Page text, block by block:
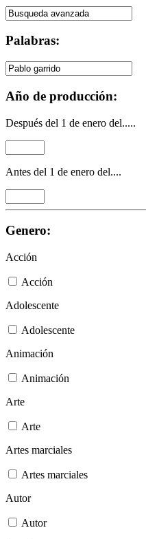
Palabras:
Año de producción:
Después del 1 de enero del.....
Antes del 1 de enero del....
Genero:
Acción
Acción
Adolescente
Adolescente
Animación
Animación
Arte
Arte
Artes marciales
Artes marciales
Autor
Autor